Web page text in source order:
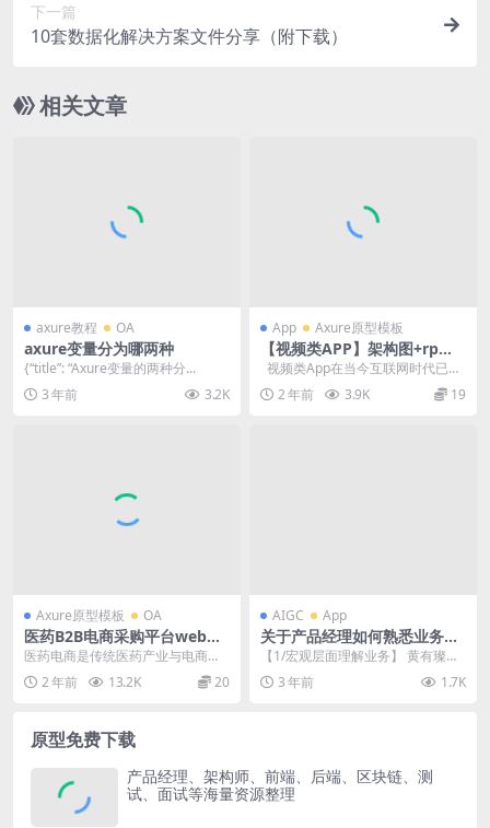
下一篇
10套数据化解决方案文件分享（附下载）
相关文章
axure教程 OA
axure变量分为哪两种
{“title”: “Axure变量的两种分...
3 年前
3.2K
App Axure原型模板
【视频类APP】架构图+rp产
品原型源文件
视频类App在当今互联网时代已经
成为人们日常生活中不可或缺的一
部分...2 年前 3.9K 19
Axure原型模板 OA
医药B2B电商采购平台web端
Axure原型文件
医药电商是传统医药产业与电商融
合发展的新业态，是医药产业与“互
联网+”结合的积极...
2 年前 13.2K 20
AIGC App
关于产品经理如何熟悉业务的
10 条方法论
【1/宏观层面理解业务】 黄有璨在
他的《运营之光 3.0》里说过一段
话：任何国家...
3 年前 1.7K
原型免费下载
产品经理、架构师、前端、后端、区块链、测
试、面试等海量资源整理